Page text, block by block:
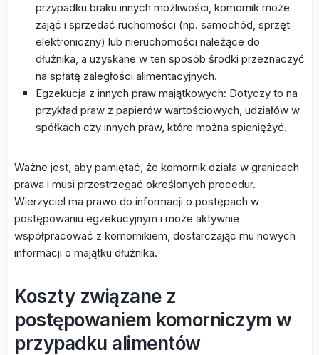
przypadku braku innych możliwości, komornik może
zająć i sprzedać ruchomości (np. samochód, sprzęt
elektroniczny) lub nieruchomości należące do
dłużnika, a uzyskane w ten sposób środki przeznaczyć
na spłatę zaległości alimentacyjnych.
Egzekucja z innych praw majątkowych: Dotyczy to na
przykład praw z papierów wartościowych, udziałów w
spółkach czy innych praw, które można spieniężyć.
Ważne jest, aby pamiętać, że komornik działa w granicach
prawa i musi przestrzegać określonych procedur.
Wierzyciel ma prawo do informacji o postępach w
postępowaniu egzekucyjnym i może aktywnie
współpracować z komornikiem, dostarczając mu nowych
informacji o majątku dłużnika.
Koszty związane z
postępowaniem komorniczym w
przypadku alimentów